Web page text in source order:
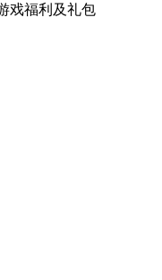
戏福利 及礼包